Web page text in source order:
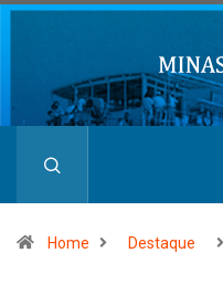
Home Destaque